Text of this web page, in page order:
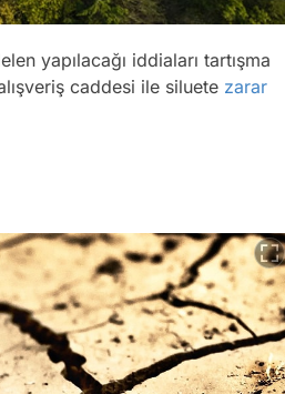
yapılacağı iddiaları tartışma
caddesi ile siluete zarar